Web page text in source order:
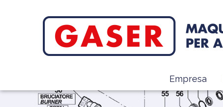
Empresa